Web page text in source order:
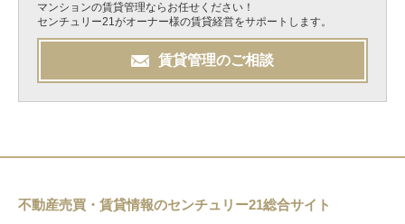
マンションの賃貸管理ならお任せください！
センチュリー21がオーナー様の賃貸経営をサポートします。
賃貸管理のご相談
不動産売買・賃貸情報のセンチュリー21総合サイト